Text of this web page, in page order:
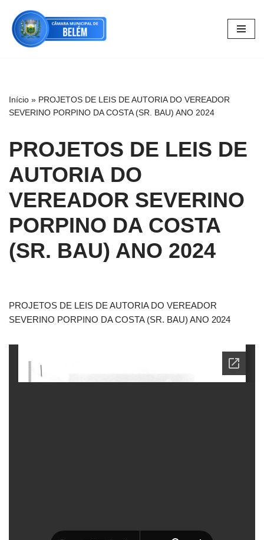
Pular
para
Início » PROJETOS DE LEIS DE AUTORIA DO VEREADOR
SEVERINO PORPINO DA COSTA (SR. BAU) ANO 2024
PROJETOS DE LEIS DE
AUTORIA DO
VEREADOR SEVERINO
PORPINO DA COSTA
(SR. BAU) ANO 2024
PROJETOS DE LEIS DE AUTORIA DO VEREADOR
SEVERINO PORPINO DA COSTA (SR. BAU) ANO 2024